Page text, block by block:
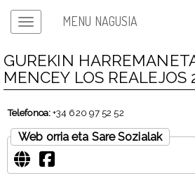
MENU NAGUSIA
GUREKIN
MENCEY LOS REALEJOS
Telefonoa:+34 620 97 52 52
Web orria eta Sare Sozialak